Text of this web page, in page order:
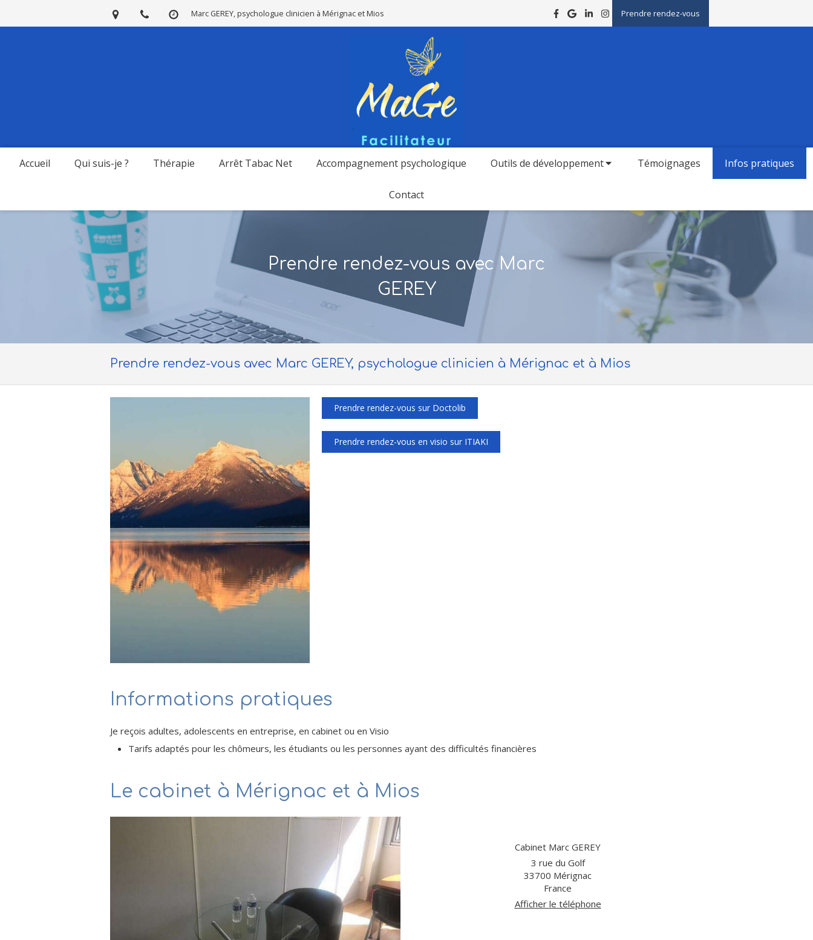
Marc GEREY, psychologue clinicien à Mérignac et Mios Prendre rendez-vous
Accueil Qui suis-je ? Thérapie Arrêt Tabac Net Accompagnement psychologique Outils de développement Témoignages Infos pratiques
Contact
Prendre rendez-vous avec Marc
GEREY
Prendre rendez-vous avec Marc GEREY, psychologue clinicien à Mérignac et à Mios
Prendre rendez-vous sur Doctolib
Prendre rendez-vous en visio sur ITIAKI
Informations pratiques
Je reçois adultes, adolescents en entreprise, en cabinet ou en Visio
Tarifs adaptés pour les chômeurs, les étudiants ou les personnes ayant des difficultés financières
Le cabinet à Mérignac et à Mios
Cabinet Marc GEREY
3 rue du Golf
33700 Mérignac
France
Afficher le téléphone